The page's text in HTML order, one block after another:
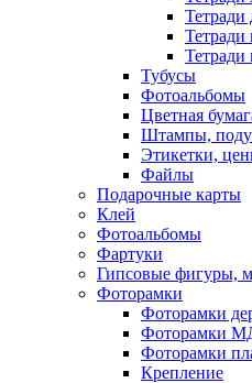
Тетради
Тетради
Тетради
Тубусы
Фотоальбомы
Цветная
Штампы,
Этикетки,
Файлы
Подарочные карты
Клей
Фотоальбомы
Фартуки
Гипсовые фигуры,
Фоторамки
Фоторамки
Фоторамки
Фоторамки
Крепление